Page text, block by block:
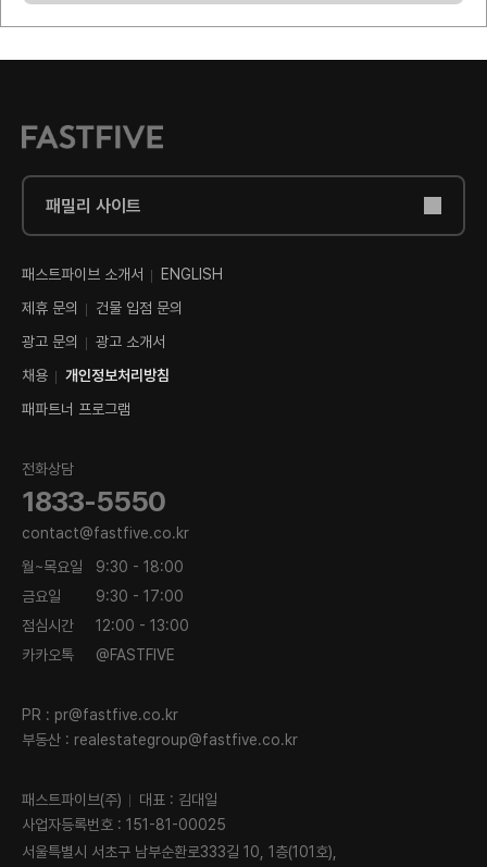
패스트파이브 소개서
ENGLISH
제휴 문의
건물 입점 문의
광고 문의
광고 소개서
채용
개인정보처리방침
패파트너 프로그램
패밀리 사이트
전화상담
1833-5550
contact@fastfive.co.kr
월~목요일
9:30 - 18:00
금요일
9:30 - 17:00
점심시간
12:00 - 13:00
카카오톡
@FASTFIVE
PR : pr@fastfive.co.kr
부동산 : realestategroup@fastfive.co.kr
패스트파이브(주)
대표 : 김대일
사업자등록번호 : 151-81-00025
서울특별시 서초구 남부순환로333길 10, 1층(101호),